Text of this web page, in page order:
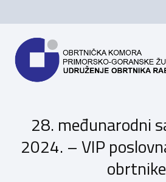
28. međunarodni
2024. – VIP
obrtnike